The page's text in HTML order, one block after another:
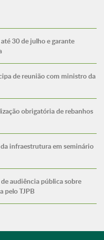
30 de julho e garante
de reunião com ministro da
obrigatória de rebanhos
infraestrutura em seminário
audiência pública sobre
pelo TJPB